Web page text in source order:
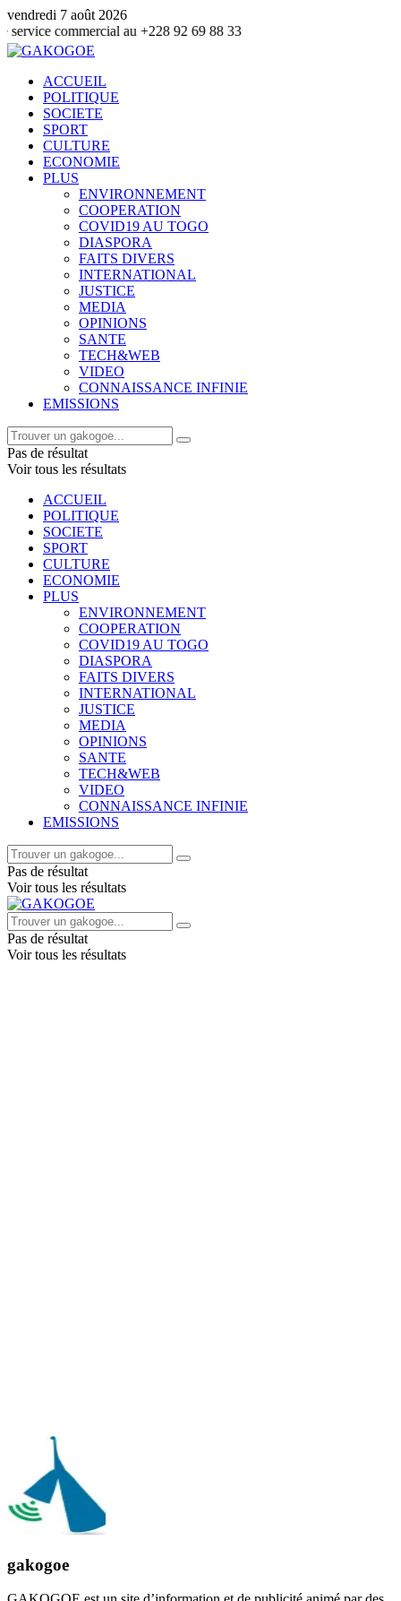
vendredi 7 août 2026
au +228 92 69 88 33
ACCUEIL
POLITIQUE
SOCIETE
SPORT
CULTURE
ECONOMIE
PLUS
ENVIRONNEMENT
COOPERATION
COVID19 AU TOGO
DIASPORA
FAITS DIVERS
INTERNATIONAL
JUSTICE
MEDIA
OPINIONS
SANTE
TECH&WEB
VIDEO
CONNAISSANCE INFINIE
EMISSIONS
Pas de résultat
Voir tous les résultats
ACCUEIL
POLITIQUE
SOCIETE
SPORT
CULTURE
ECONOMIE
PLUS
ENVIRONNEMENT
COOPERATION
COVID19 AU TOGO
DIASPORA
FAITS DIVERS
INTERNATIONAL
JUSTICE
MEDIA
OPINIONS
SANTE
TECH&WEB
VIDEO
CONNAISSANCE INFINIE
EMISSIONS
Pas de résultat
Voir tous les résultats
Pas de résultat
Voir tous les résultats
gakogoe